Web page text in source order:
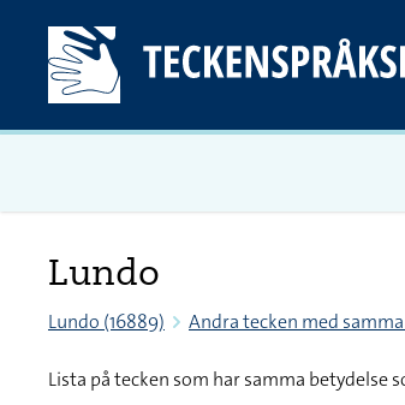
Lundo
Lundo (16889) Andra tecken med
Lista på tecken som har samma betydelse